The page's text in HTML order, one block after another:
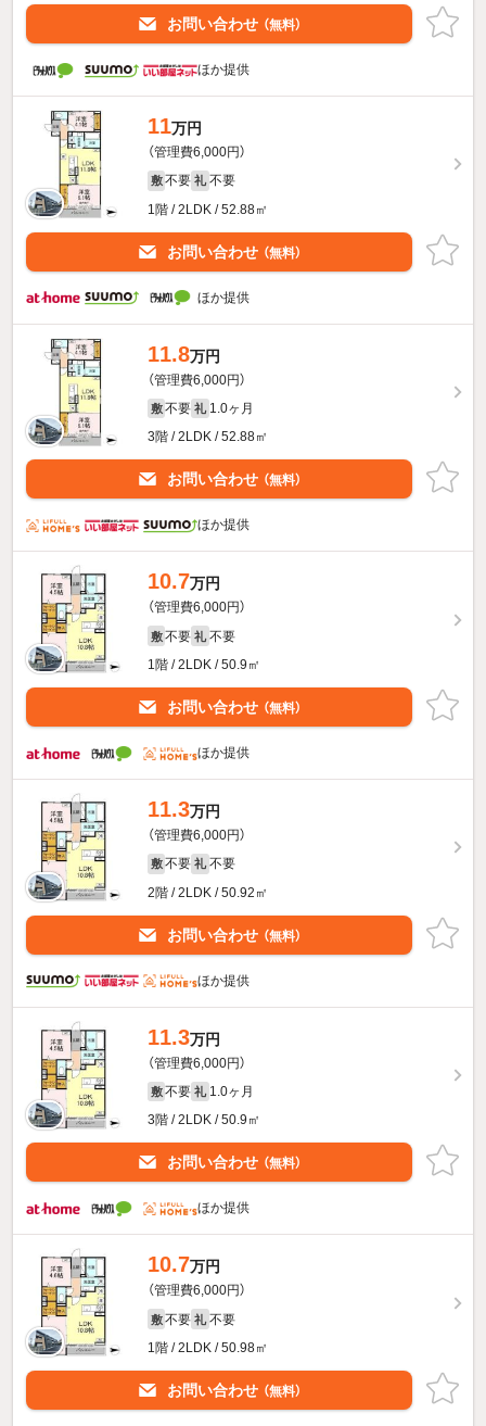
お問い合わせ （無料）
ほか提供
11万円
（管理費6,000円）
敷 不要 礼 不要
1階 / 2LDK / 52.88㎡
お問い合わせ （無料）
ほか提供
11.8万円
（管理費6,000円）
敷 不要 礼 1.0ヶ月
3階 / 2LDK / 52.88㎡
お問い合わせ （無料）
ほか提供
10.7万円
（管理費6,000円）
敷 不要 礼 不要
1階 / 2LDK / 50.9㎡
お問い合わせ （無料）
ほか提供
11.3万円
（管理費6,000円）
敷 不要 礼 不要
2階 / 2LDK / 50.92㎡
お問い合わせ （無料）
ほか提供
11.3万円
（管理費6,000円）
敷 不要 礼 1.0ヶ月
3階 / 2LDK / 50.9㎡
お問い合わせ （無料）
ほか提供
10.7万円
（管理費6,000円）
敷 不要 礼 不要
1階 / 2LDK / 50.98㎡
お問い合わせ （無料）